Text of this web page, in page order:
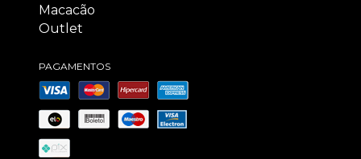
Macacão
Outlet
PAGAMENTOS